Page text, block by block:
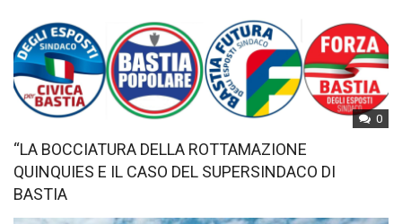
0
“LA BOCCIATURA DELLA ROTTAMAZIONE
QUINQUIES E IL CASO DEL SUPERSINDACO DI
BASTIA